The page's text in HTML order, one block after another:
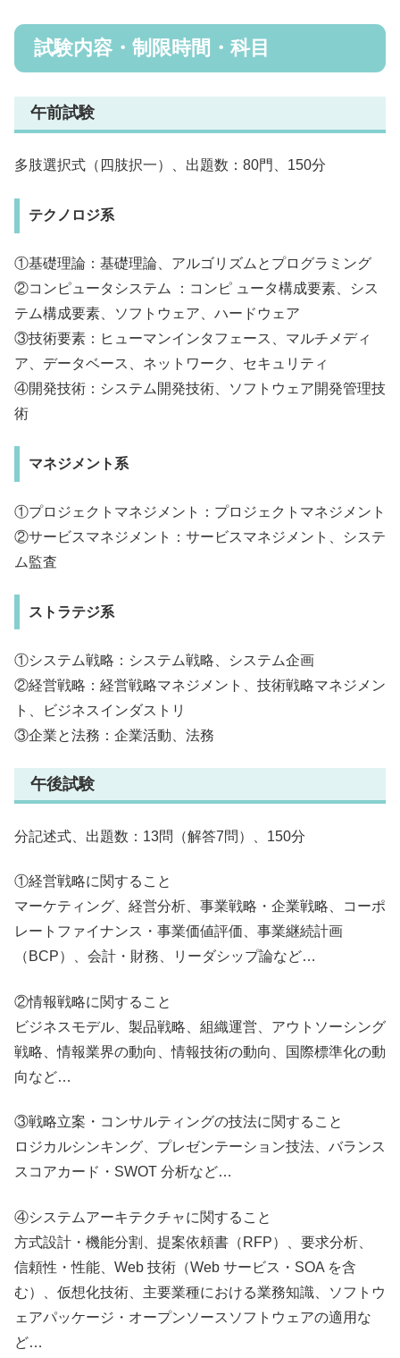
試験内容・制限時間・科目
午前試験
多肢選択式（四肢択一）、出題数：80門、150分
テクノロジ系
①基礎理論：基礎理論、アルゴリズムとプログラミング
②コンピュータシステム ：コンピ ュータ構成要素、シス
テム構成要素、ソフトウェア、ハードウェア
③技術要素：ヒューマンインタフェース、マルチメディ
ア、データベース、ネットワーク、セキュリティ
④開発技術：システム開発技術、ソフトウェア開発管理技
術
マネジメント系
①プロジェクトマネジメント：プロジェクトマネジメント
②サービスマネジメント：サービスマネジメント、システ
ム監査
ストラテジ系
①システム戦略：システム戦略、システム企画
②経営戦略：経営戦略マネジメント、技術戦略マネジメン
ト、ビジネスインダストリ
③企業と法務：企業活動、法務
午後試験
分記述式、出題数：13問（解答7問）、150分
①経営戦略に関すること
マーケティング、経営分析、事業戦略・企業戦略、コーポ
レートファイナンス・事業価値評価、事業継続計画
（BCP）、会計・財務、リーダシップ論など…
②情報戦略に関すること
ビジネスモデル、製品戦略、組織運営、アウトソーシング
戦略、情報業界の動向、情報技術の動向、国際標準化の動
向など…
③戦略立案・コンサルティングの技法に関すること
ロジカルシンキング、プレゼンテーション技法、バランス
スコアカード・SWOT 分析など…
④システムアーキテクチャに関すること
方式設計・機能分割、提案依頼書（RFP）、要求分析、
信頼性・性能、Web 技術（Web サービス・SOA を含
む）、仮想化技術、主要業種における業務知識、ソフトウ
ェアパッケージ・オープンソースソフトウェアの適用な
ど…